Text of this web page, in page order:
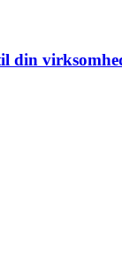
din